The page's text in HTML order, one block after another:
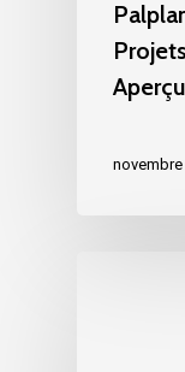
novembre